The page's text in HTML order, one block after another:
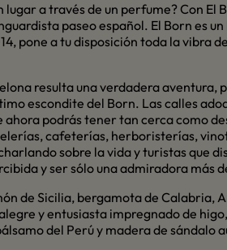
lugar a través de un perfume? Con
paseo español. El Born es
pone a tu disposición toda la vibra
resulta una verdadera aventura,
escondite del Born. Las calles
podrás tener tan cerca como
cafeterías, herboristerías,
sobre la vida y turistas que
y ser sólo una admiradora más
de Sicilia, bergamota de Calabria,
y entusiasta impregnado de
del Perú y madera de sándalo